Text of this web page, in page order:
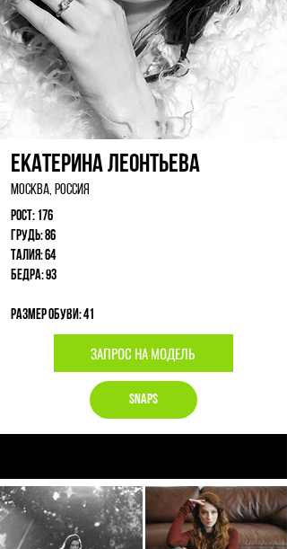
Екатерина Леонтьева
Москва, Россия
Рост: 176
Грудь: 86
Талия: 64
Бедра: 93
Размер обуви: 41
ЗАПРОС НА МОДЕЛЬ
Snaps